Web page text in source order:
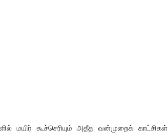
மயிர் கூச்செரியும் அதீத வன்முறைக் காட்சிகள்